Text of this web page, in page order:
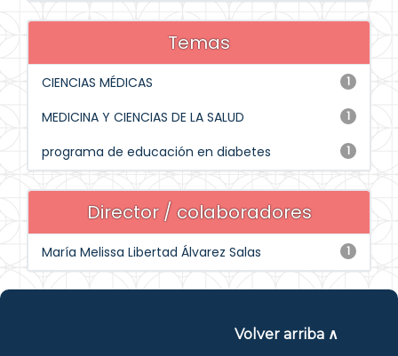
Temas
1
CIENCIAS MÉDICAS
1
MEDICINA Y CIENCIAS DE LA SALUD
1
programa de educación en diabetes
Director / colaboradores
1
María Melissa Libertad Álvarez Salas
Volver arriba ∧